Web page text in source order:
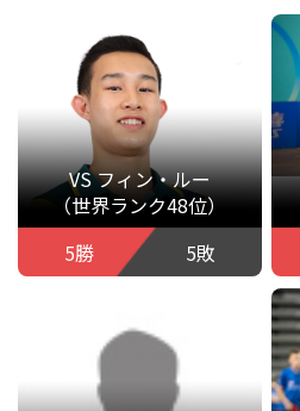
VS フィン・ルー
（世界ランク48位）
5勝
5敗